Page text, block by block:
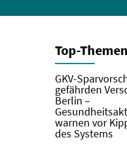
Top-Themen
GKV-
gefährden
Berlin –
warnen vor
des Systems